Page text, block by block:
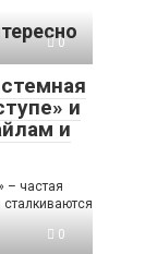
0
и
и
– частая
0